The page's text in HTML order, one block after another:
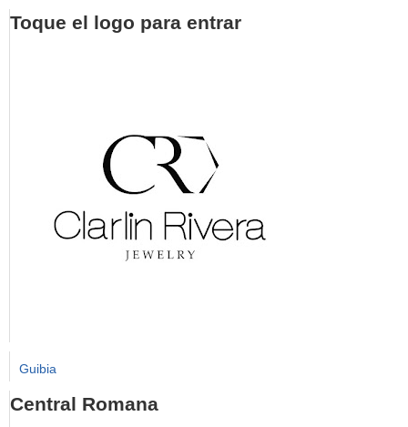
Toque el logo para entrar
Guibia
Central Romana